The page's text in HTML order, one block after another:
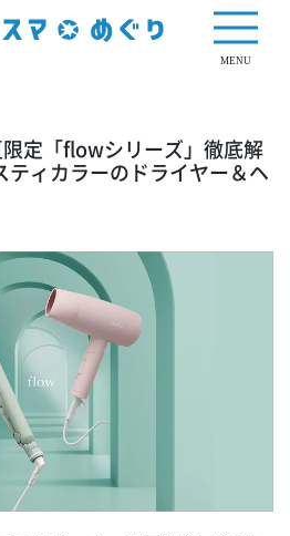
MENU
定「flowシリーズ」徹底解
ィカラーのドライヤー＆ヘ